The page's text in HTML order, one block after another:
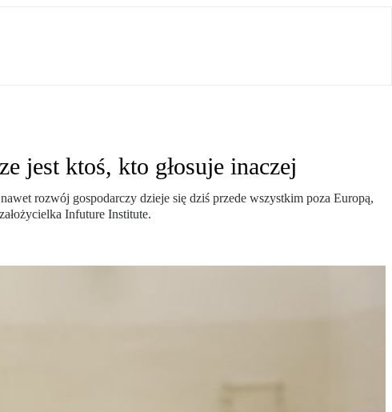
jest ktoś, kto głosuje inaczej
rozwój gospodarczy dzieje się dziś przede wszystkim poza Europą,
Infuture Institute.